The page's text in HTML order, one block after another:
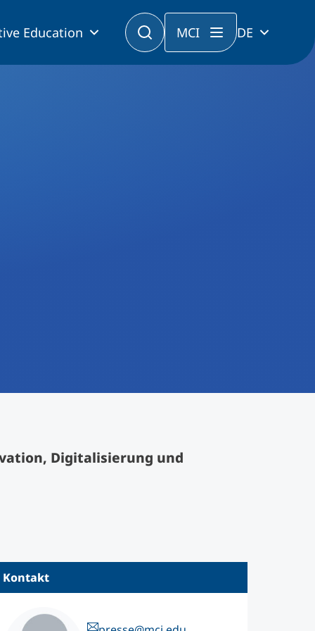
Education MCI DE
Digitalisierung und
Kontakt